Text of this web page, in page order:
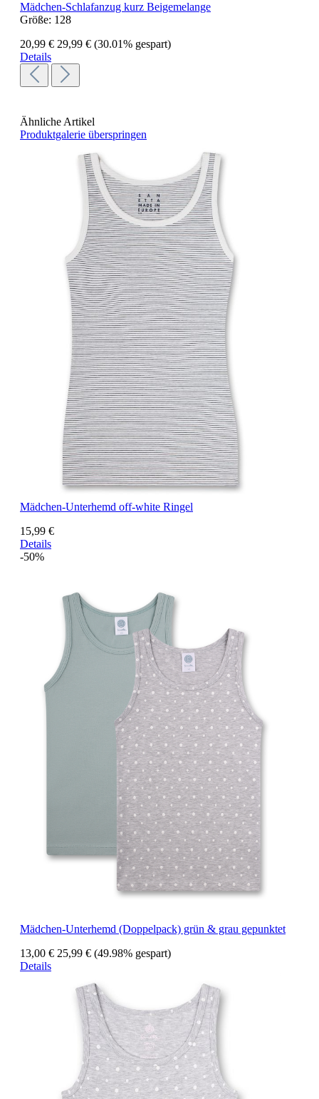
Mädchen-Schlafanzug kurz Beigemelange
Größe: 128
20,99 € 29,99 € (30.01% gespart)
Details
Ähnliche Artikel
Produktgalerie überspringen
Mädchen-Unterhemd off-white Ringel
15,99 €
Details
-50%
Mädchen-Unterhemd (Doppelpack) grün & grau gepunktet
13,00 € 25,99 € (49.98% gespart)
Details